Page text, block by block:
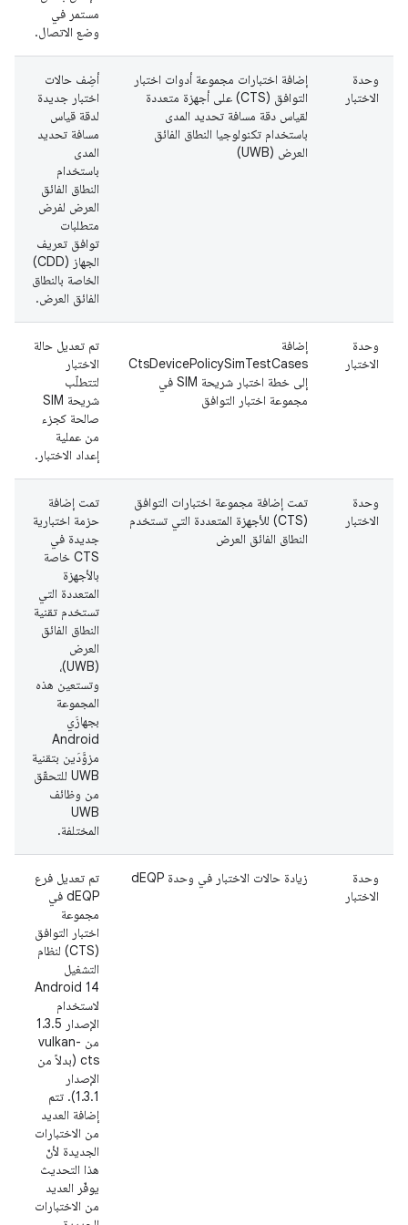
مستمر في
وضع الاتصال.
وحدة
الاختبار
إضافة اختبارات مجموعة أدوات اختبار
التوافق (CTS) على أجهزة متعددة
لقياس دقة مسافة تحديد المدى
باستخدام تكنولوجيا النطاق الفائق
العرض (UWB)
أضِف حالات
اختبار جديدة
لدقة قياس
مسافة تحديد
المدى
باستخدام
النطاق الفائق
العرض لفرض
متطلبات
توافق تعريف
الجهاز (CDD)
الخاصة بالنطاق
الفائق العرض.
وحدة
الاختبار
إضافة
CtsDevicePolicySimTestCases
إلى خطة اختبار شريحة SIM في
مجموعة اختبار التوافق
تم تعديل حالة
الاختبار
لتتطلّب
شريحة SIM
صالحة كجزء
من عملية
إعداد الاختبار.
وحدة
الاختبار
تمت إضافة مجموعة اختبارات التوافق
(CTS) للأجهزة المتعددة التي تستخدم
النطاق الفائق العرض
تمت إضافة
حزمة اختبارية
جديدة في
CTS خاصة
بالأجهزة
المتعددة التي
تستخدم تقنية
النطاق الفائق
العرض
(UWB)،
وتستعين هذه
المجموعة
بجهازَي
Android
مزوَّدَين بتقنية
UWB للتحقّق
من وظائف
UWB
المختلفة.
وحدة
الاختبار
زيادة حالات الاختبار في وحدة dEQP
تم تعديل فرع
dEQP في
مجموعة
اختبار التوافق
(CTS) لنظام
التشغيل
Android 14
لاستخدام
الإصدار 1.3.5
من vulkan-
cts (بدلاً من
الإصدار
1.3.1). تتم
إضافة العديد
من الاختبارات
الجديدة لأنّ
هذا التحديث
يوفّر العديد
من الاختبارات